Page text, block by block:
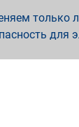
только
для